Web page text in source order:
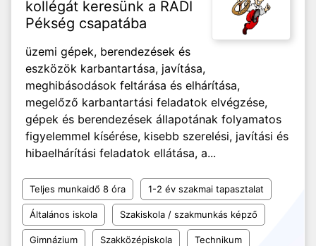
kollégát keresünk a RÁDI
Pékség csapatába
üzemi gépek, berendezések és
eszközök karbantartása, javítása,
meghibásodások feltárása és elhárítása,
megelőző karbantartási feladatok elvégzése,
gépek és berendezések állapotának folyamatos
figyelemmel kísérése, kisebb szerelési, javítási és
hibaelhárítási feladatok ellátása, a...
Teljes munkaidő 8 óra 1-2 év szakmai tapasztalat
Általános iskola Szakiskola / szakmunkás képző
Gimnázium Szakközépiskola Technikum